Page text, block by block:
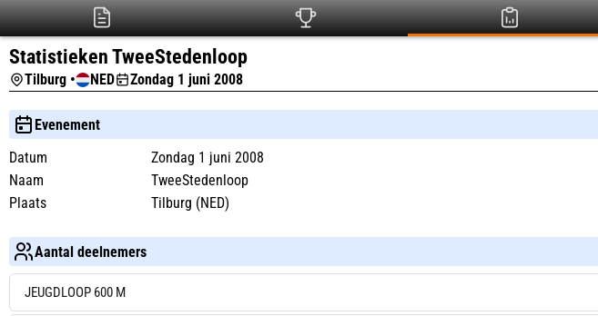
Statistieken TweeStedenloop
Tilburg • NED Zondag 1 juni 2008
Evenement
Datum
Zondag 1 juni 2008
Naam
TweeStedenloop
Plaats
Tilburg (NED)
Aantal deelnemers
JEUGDLOOP 600 M